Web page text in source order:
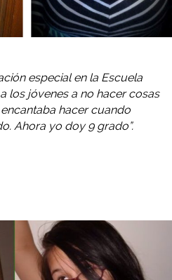
especial en la Escuela
los jóvenes a no hacer cosas
hacer cuando
Ahora yo doy 9 grado”.